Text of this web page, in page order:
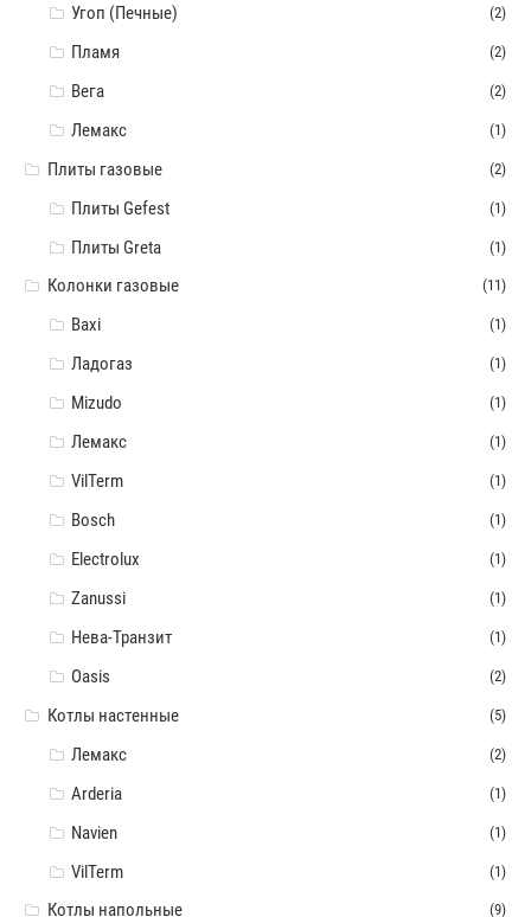
Угоп (Печные) (2)
Пламя (2)
Вега (2)
Лемакс (1)
Плиты газовые (2)
Плиты Gefest (1)
Плиты Greta (1)
Колонки газовые (11)
Baxi (1)
Ладогаз (1)
Mizudo (1)
Лемакс (1)
VilTerm (1)
Bosch (1)
Electrolux (1)
Zanussi (1)
Нева-Транзит (1)
Oasis (2)
Котлы настенные (5)
Лемакс (2)
Arderia (1)
Navien (1)
VilTerm (1)
Котлы напольные (9)